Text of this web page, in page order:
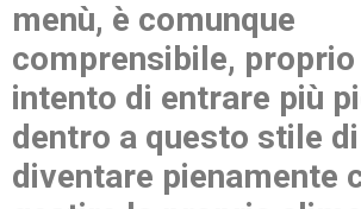
menù, è comunque
comprensibile, proprio
intento di entrare più
dentro a questo stile
diventare pienamente